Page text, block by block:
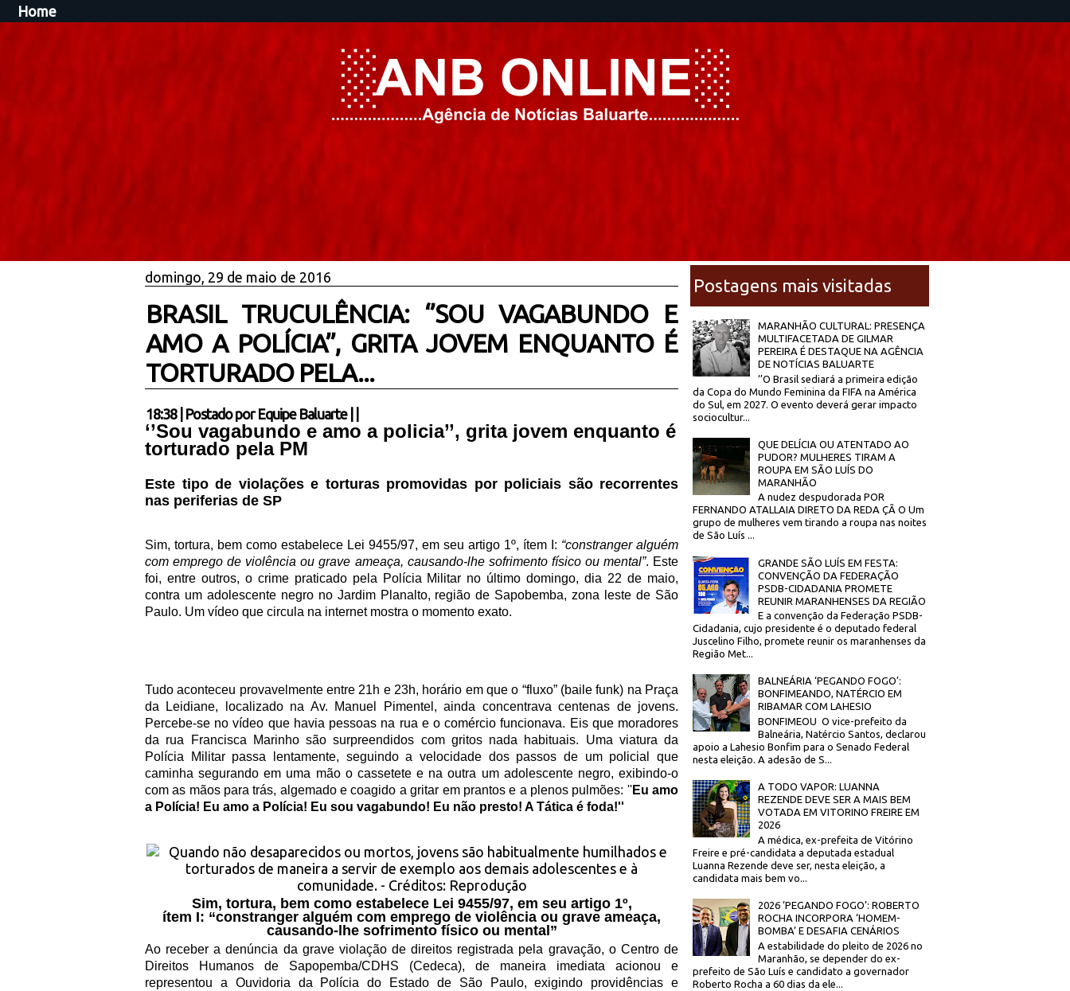
Home
domingo, 29 de maio de 2016
BRASIL TRUCULÊNCIA: ‘’SOU VAGABUNDO E
AMO A POLÍCIA’’, GRITA JOVEM ENQUANTO É
TORTURADO PELA...
18:38| Postado por Equipe Baluarte
‘’Sou vagabundo e amo a policia’’, grita jovem enquanto é
torturado pela PM
Este tipo de violações e torturas promovidas por policiais são recorrentes
nas periferias de SP
Sim, tortura, bem como estabelece Lei 9455/97, em seu artigo 1º, ítem I: “constranger alguém
com emprego de violência ou grave ameaça, causando-lhe sofrimento físico ou mental”. Este
foi, entre outros, o crime praticado pela Polícia Militar no último domingo, dia 22 de maio,
contra um adolescente negro no Jardim Planalto, região de Sapobemba, zona leste de São
Paulo. Um vídeo que circula na internet mostra o momento exato.
Tudo aconteceu provavelmente entre 21h e 23h, horário em que o “fluxo” (baile funk) na Praça
da Leidiane, localizado na Av. Manuel Pimentel, ainda concentrava centenas de jovens.
Percebe-se no vídeo que havia pessoas na rua e o comércio funcionava. Eis que moradores
da rua Francisca Marinho são surpreendidos com gritos nada habituais. Uma viatura da
Polícia Militar passa lentamente, seguindo a velocidade dos passos de um policial que
caminha segurando em uma mão o cassetete e na outra um adolescente negro, exibindo-o
com as mãos para trás, algemado e coagido a gritar em prantos e a plenos pulmões: ''Eu amo
a Polícia! Eu amo a Polícia! Eu sou vagabundo! Eu não presto! A Tática é foda!''
Sim, tortura, bem como estabelece Lei 9455/97, em seu artigo 1º,
ítem I: “constranger alguém com emprego de violência ou grave ameaça,
causando-lhe sofrimento físico ou mental”
Ao receber a denúncia da grave violação de direitos registrada pela gravação, o Centro de
Direitos Humanos de Sapopemba/CDHS (Cedeca), de maneira imediata acionou e
representou a Ouvidoria da Polícia do Estado de São Paulo, exigindo providências e
Postagens mais visitadas
MARANHÃO CULTURAL: PRESENÇA
MULTIFACETADA DE GILMAR
PEREIRA É DESTAQUE NA AGÊNCIA
DE NOTÍCIAS BALUARTE
‘’O Brasil sediará a primeira edição
da Copa do Mundo Feminina da FIFA na América
do Sul, em 2027. O evento deverá gerar impacto
sociocultur...
QUE DELÍCIA OU ATENTADO AO
PUDOR? MULHERES TIRAM A
ROUPA EM SÃO LUÍS DO
MARANHÃO
A nudez despudorada POR
FERNANDO ATALLAIA DIRETO DA REDA ÇÃ O Um
grupo de mulheres vem tirando a roupa nas noites
de São Luís ...
GRANDE SÃO LUÍS EM FESTA:
CONVENÇÃO DA FEDERAÇÃO
PSDB-CIDADANIA PROMETE
REUNIR MARANHENSES DA REGIÃO
E a convenção da Federação PSDB-
Cidadania, cujo presidente é o deputado federal
Juscelino Filho, promete reunir os maranhenses da
Região Met...
BALNEÁRIA ‘PEGANDO FOGO’:
BONFIMEANDO, NATÉRCIO EM
RIBAMAR COM LAHESIO
BONFIMEOU O vice-prefeito da
Balneária, Natércio Santos, declarou
apoio a Lahesio Bonfim para o Senado Federal
nesta eleição. A adesão de S...
A TODO VAPOR: LUANNA
REZENDE DEVE SER A MAIS BEM
VOTADA EM VITORINO FREIRE EM
2026
A médica, ex-prefeita de Vitórino
Freire e pré-candidata a deputada estadual
Luanna Rezende deve ser, nesta eleição, a
candidata mais bem vo...
2026 ‘PEGANDO FOGO’: ROBERTO
ROCHA INCORPORA ‘HOMEM-
BOMBA’ E DESAFIA CENÁRIOS
A estabilidade do pleito de 2026 no
Maranhão, se depender do ex-
prefeito de São Luís e candidato a governador
Roberto Rocha a 60 dias da ele...